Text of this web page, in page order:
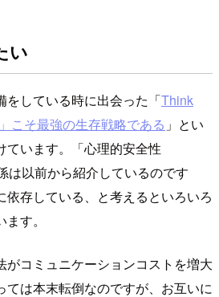
い
をしている時に出会った「Think
こそ最強の生存戦略である 」とい
ています。「心理的安全性
以前から紹介しているのです
依存している、と考えるといろいろ
す。
がコミュニケーションコストを増大
ては本末転倒なのですが、お互いに